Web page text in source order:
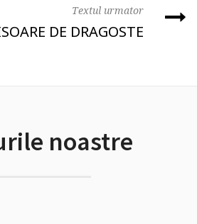
Textul urmator
DE DRAGOSTE
noastre